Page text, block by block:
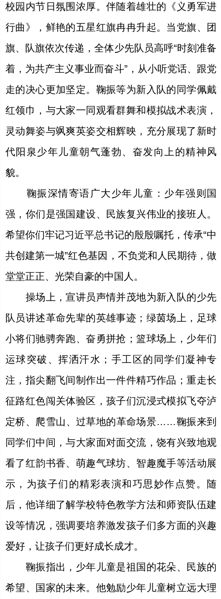
校园内节日氛围浓厚。伴随着雄壮的《义勇军进
行曲》，鲜艳的五星红旗冉冉升起。当党旗、团
旗、队旗依次传递，全体少先队员高呼“时刻准备
着，为共产主义事业而奋斗”，从小听党话、跟党
走的决心更加坚定。鞠振等为新入队的同学佩戴
红领巾，与大家一同观看群舞和模拟战术表演，
灵动舞姿与飒爽英姿交相辉映，充分展现了新时
代阳泉少年儿童朝气蓬勃、奋发向上的精神风
貌。
鞠振深情寄语广大少年儿童：少年强则国
强，你们是强国建设、民族复兴伟业的接班人。
希望你们牢记习近平总书记的殷殷嘱托，传承“中
共创建第一城”红色基因，不负党和人民期待，做
堂堂正正、光荣自豪的中国人。
操场上，宣讲员声情并茂地为新入队的少先
队员讲述革命先辈的英雄事迹；绿茵场上，足球
小将们驰骋奔跑、奋勇拼抢；篮球场上，少年们
运球突破、挥洒汗水；手工区的同学们凝神专
注，指尖翻飞间制作出一件件精巧作品；重走长
征路红色闯关体验区，孩子们沉浸式模拟飞夺泸
定桥、爬雪山、过草地的革命场景……鞠振来到
同学们中间，与大家面对面交流，饶有兴致地观
看了红韵书香、萌趣气球坊、智趣魔手等活动展
示，为孩子们的精彩表演和巧思妙作点赞。随
后，他详细了解学校特色教学方法和师资队伍建
设等情况，强调要培养激发孩子们多方面的兴趣
爱好，让孩子们更好成长成才。
鞠振指出，少年儿童是祖国的花朵、民族的
希望、国家的未来。他勉励少年儿童树立远大理